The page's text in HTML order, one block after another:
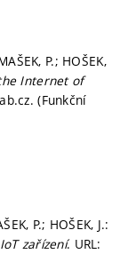
P.; HOŠEK,
Internet of
(Funkční
P.; HOŠEK, J.:
zařízení. URL: